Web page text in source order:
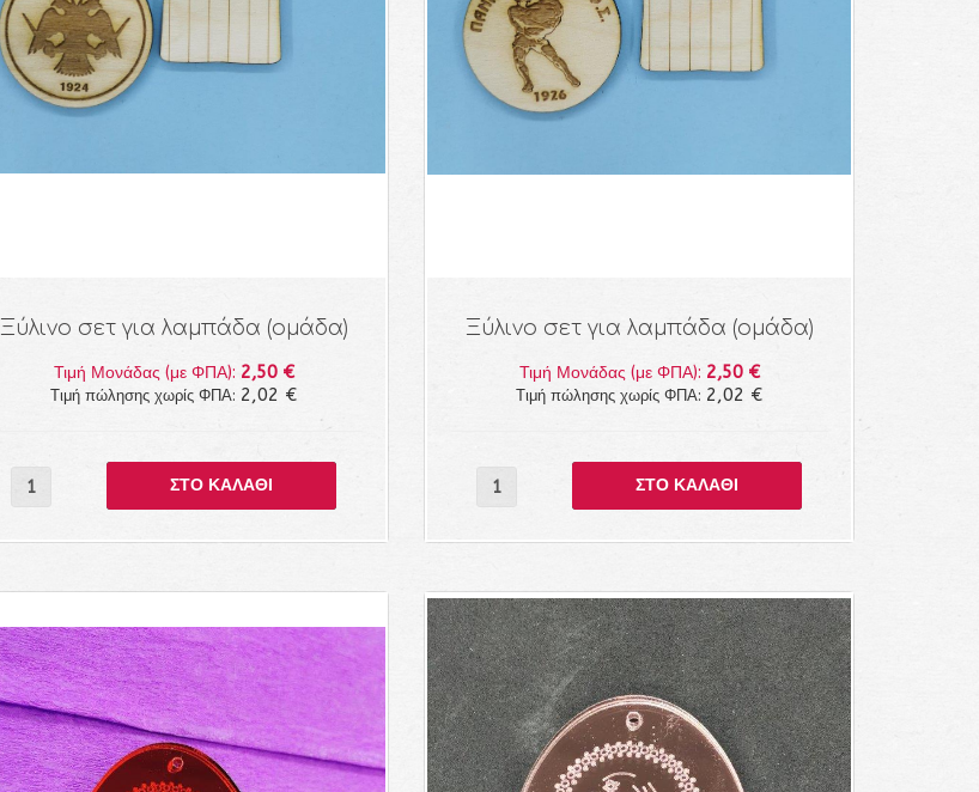
Ξύλινο σετ για λαμπάδα (ομάδα)
Τιμή Μονάδας (με ΦΠΑ): 2,50 €
Τιμή πώλησης χωρίς ΦΠΑ: 2,02 €
Ξύλινο σετ για λαμπάδα (ομάδα)
Τιμή Μονάδας (με ΦΠΑ): 2,50 €
Τιμή πώλησης χωρίς ΦΠΑ: 2,02 €